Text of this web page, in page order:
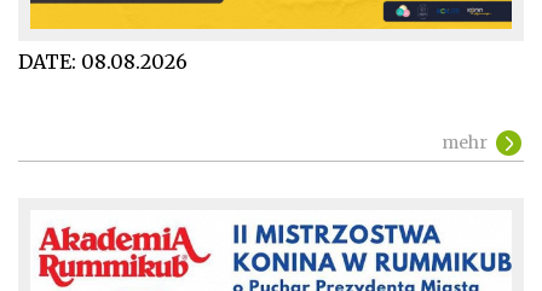
DATE: 08.08.2026
mehr